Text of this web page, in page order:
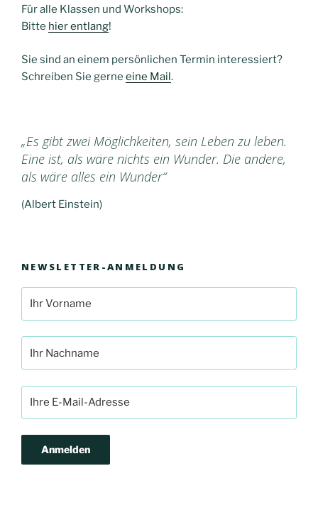
Für alle Klassen und Workshops:
Bitte hier entlang!
Sie sind an einem persönlichen Termin interessiert?
Schreiben Sie gerne eine Mail.
„Es gibt zwei Möglichkeiten, sein Leben zu leben.
Eine ist, als wäre nichts ein Wunder. Die andere,
als wäre alles ein Wunder“
(Albert Einstein)
NEWSLETTER-ANMELDUNG